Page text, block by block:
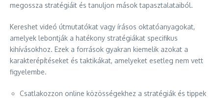
megossza stratégiáit és tanuljon mások tapasztalataiból.
Kereshet videó útmutatókat vagy írásos oktatóanyagokat,
amelyek lebontják a hatékony stratégiákat specifikus
kihívásokhoz. Ezek a források gyakran kiemelik azokat a
karakterépítéseket és taktikákat, amelyeket esetleg nem vett
figyelembe.
Csatlakozzon online közösségekhez a stratégiák és tippek